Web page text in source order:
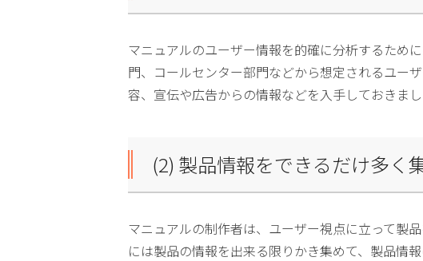
マニュアルのユーザー情報を的確に分析するため
門、コールセンター部門などから想定されるユー
容、宣伝や広告からの情報などを入手しておきまし
(2) 製品情報をできるだけ多く
マニュアルの制作者は、ユーザー視点に立って製
には製品の情報を出来る限りかき集めて、製品情